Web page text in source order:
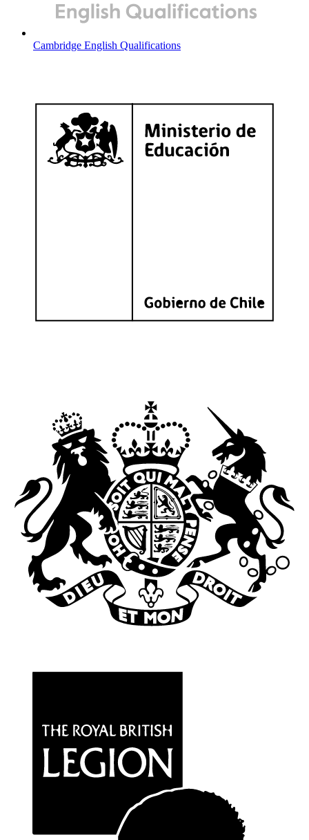
Cambridge English Qualifications